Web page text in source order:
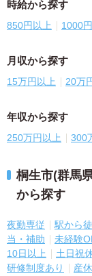
時給から探す
850円以上 1000
月収から探す
15万円以上 20万
年収から探す
250万円以上 300
桐生市(群馬
から探す
夜勤専従 駅から
当・補助
未経験
10日以上
土日祝
研修制度あり
産